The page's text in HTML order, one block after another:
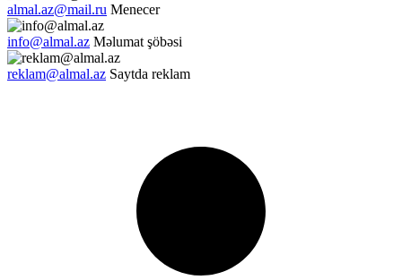
almal.az@mail.ru Menecer
info@almal.az Məlumat şöbəsi
reklam@almal.az Saytda reklam